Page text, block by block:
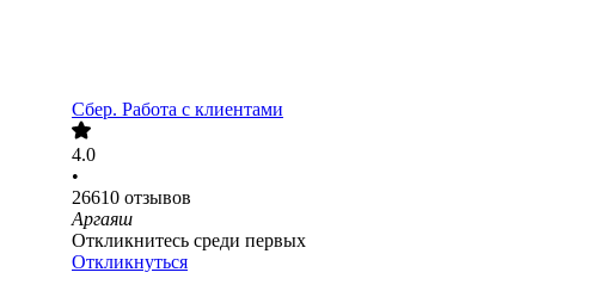
Сбер. Работа с клиентами
4.0
•
26610 отзывов
Аргаяш
Откликнитесь среди первых
Откликнуться